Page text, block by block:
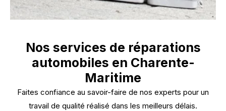
Nos services de réparations
automobiles en Charente-
Maritime
Faites confiance au savoir-faire de nos experts pour un
travail de qualité réalisé dans les meilleurs délais.